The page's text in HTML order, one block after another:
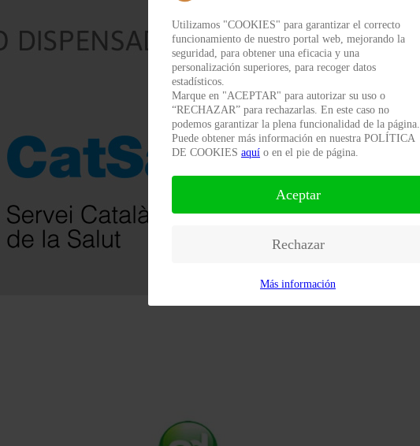
Utilizamos "COOKIES" para garantizar el correcto
funcionamiento de nuestro portal web, mejorando la
seguridad, para obtener una eficacia y una
personalización superiores, para recoger datos
estadísticos.
Marque en "ACEPTAR" para autorizar su uso o
“RECHAZAR” para rechazarlas. En este caso no
podemos garantizar la plena funcionalidad de la página.
Puede obtener más información en nuestra POLÍTICA
DE COOKIES aquí o en el pie de página.
Aceptar
Rechazar
Más información